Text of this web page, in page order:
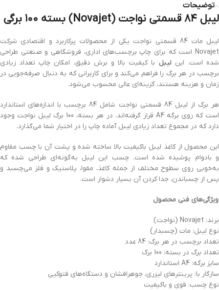
توضیحات
لیبل ۸۴ قسمتی نواجت (Novajet) بسته ۱۰۰ برگی
لیبل مات 84 قسمتی نواجت یکی از محصولات پرکاربرد و اقتصادی شرکت
Novajet است که برای چاپ برچسب‌های اداری، فروشگاهی و صنعتی طراحی
شده است. این لیبل با کیفیت بالا و برش دقیق، امکان چاپ تعداد زیادی
برچسب در هر برگ را فراهم می‌کند و برای کاربرانی که به دنبال صرفه‌جویی در
زمان و هزینه هستند، گزینه‌ای عالی محسوب می‌شود.
هر برگ از لیبل 84 قسمتی نواجت شامل 84 برچسب با اندازه‌های استاندارد
است که روی برگه A4 قرار گرفته‌اند. در هر بسته، 100 برگ لیبل نواجت وجود
دارد که در مجموع تعداد زیادی لیبل آماده چاپ را در اختیار شما می‌گذارد.
این محصول از کاغذ لیبل باکیفیت بالا ساخته شده و پشت آن با چسب مقاوم
و بادوام پوشیده شده است. چسب این لیبل به‌گونه‌ای طراحی شده که
به‌خوبی روی سطوح مختلف از جمله کاغذ، مقوا، پلاستیک و فلز می‌چسبد و
پس از چسباندن، جدا کردن آن بسیار دشوار است.
ویژگی‌های فنی محصول
برند: Novajet (نواجت)
نوع لیبل: مات (چسبدار)
تعداد برچسب در هر برگ: 84 عدد
تعداد برگ در بسته: 100 برگ
سایز برگه: A4 استاندارد
سازگار با: پرینترهای لیزری، جوهرافشان و دستگاه‌های فتوکپی
نوع چسب: قوی و باکیفیت